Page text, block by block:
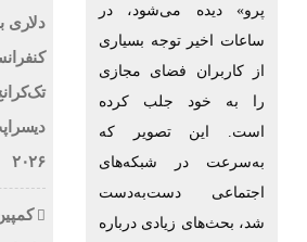
پرو» دیده می‌شود، در
ساعات اخیر توجه بسیاری
از کاربران فضای مجازی
را به خود جلب کرده
است. این تصویر که
به‌سرعت در شبکه‌های
اجتماعی دست‌به‌دست
شد، بحث‌های زیادی درباره
دلاری
۲۰۲۶